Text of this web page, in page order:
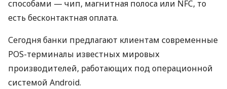
способами — чип, магнитная полоса или NFC, то
есть бесконтактная оплата.
Сегодня банки предлагают клиентам современные
POS-терминалы известных мировых
производителей, работающих под операционной
системой Android.